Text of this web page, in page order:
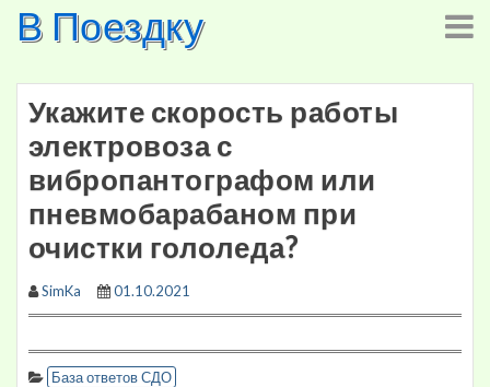
SkipВ Поездку
Укажите скорость работы
электровоза с
вибропантографом или
пневмобарабаном при
очистки гололеда?
SimKa 01.10.2021
База ответов СДО